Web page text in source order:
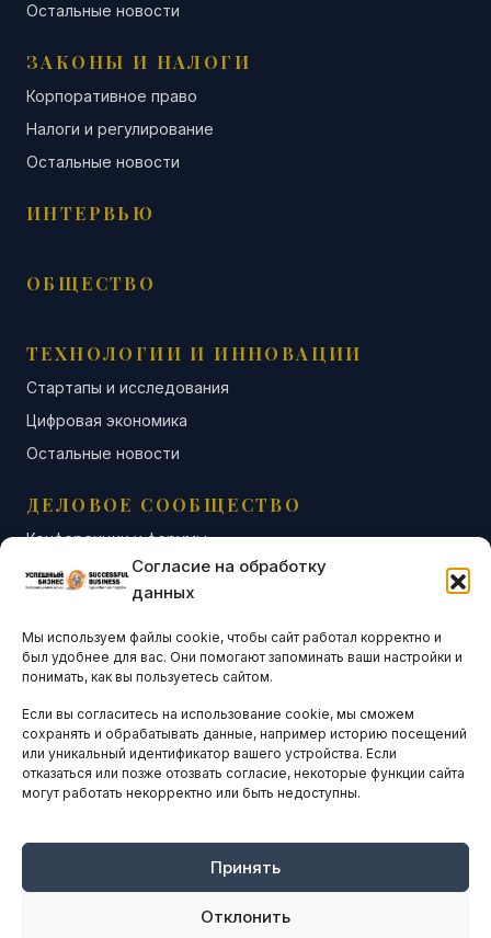
Согласие на обработку
данных
Мы используем файлы cookie, чтобы сайт работал корректно и
был удобнее для вас. Они помогают запоминать ваши настройки и
понимать, как вы пользуетесь сайтом.
Если вы согласитесь на использование cookie, мы сможем
сохранять и обрабатывать данные, например историю посещений
или уникальный идентификатор вашего устройства. Если
отказаться или позже отозвать согласие, некоторые функции сайта
могут работать некорректно или быть недоступны.
Принять
Отклонить
Остальные новости
ЗАКОНЫ И НАЛОГИ
Корпоративное право
Налоги и регулирование
Остальные новости
ИНТЕРВЬЮ
ОБЩЕСТВО
ТЕХНОЛОГИИ И ИННОВАЦИИ
Стартапы и исследования
Цифровая экономика
Остальные новости
ДЕЛОВОЕ СООБЩЕСТВО
Конференции и форумы
Бизнес-клубы и ассоциации
Остальные новости
АНАЛИТИКА И СТАТИСТИКА
ARTICLES IN ENGLISH
НАВИГАЦИЯ
Оплата онлайн